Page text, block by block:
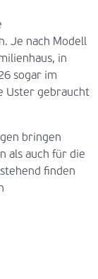
Je nach Modell
in
sogar im
Uster gebraucht
bringen
als auch für die
finden